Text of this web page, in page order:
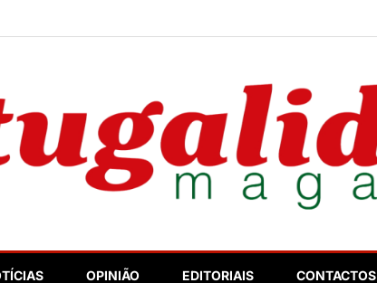
OPINIÃO EDITORIAIS CONTACTOS